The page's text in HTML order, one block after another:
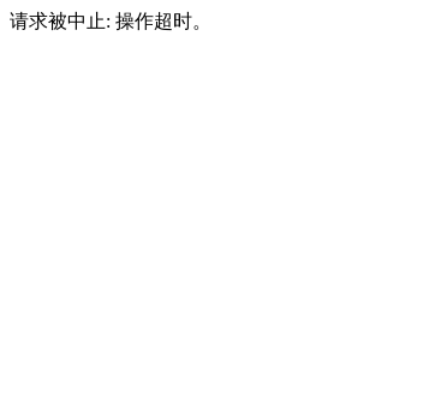
请求被中止: 操作超时。